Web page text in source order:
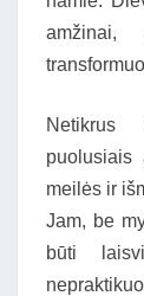
Netikrus
meilės ir
Jam, be
būti